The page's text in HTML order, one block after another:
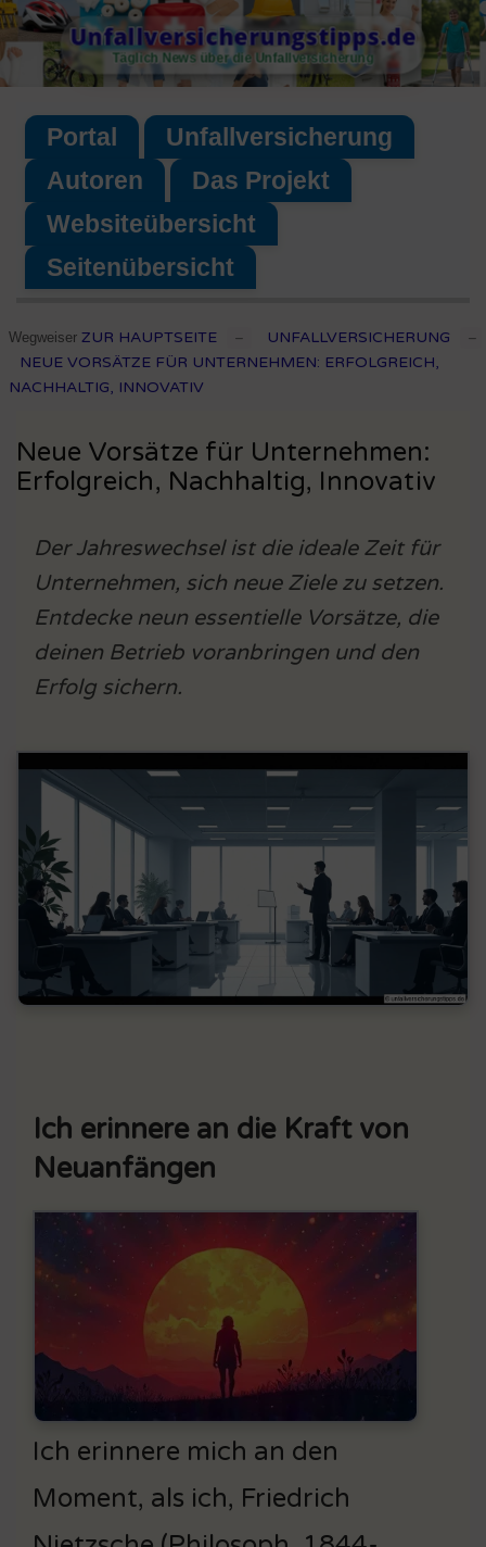
Skip
to
content
Unfallversicherungstipps.de
Täglich News über die Unfallversicherung
Portal
Unfallversicherung
Autoren
Das Projekt
Websiteübersicht
Seitenübersicht
Wegweiser ZUR HAUPTSEITE – UNFALLVERSICHERUNG –
NEUE VORSÄTZE FÜR UNTERNEHMEN: ERFOLGREICH,
NACHHALTIG, INNOVATIV
Neue Vorsätze für Unternehmen:
Erfolgreich, Nachhaltig, Innovativ
Der Jahreswechsel ist die ideale Zeit für
Unternehmen, sich neue Ziele zu setzen.
Entdecke neun essentielle Vorsätze, die
deinen Betrieb voranbringen und den
Erfolg sichern.
Ich erinnere an die Kraft von
Neuanfängen
Ich erinnere mich an den
Moment, als ich, Friedrich